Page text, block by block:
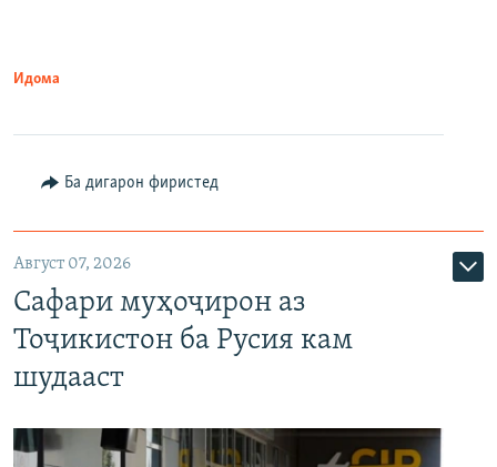
Идома
Ба дигарон фиристед
Август 07, 2026
Сафари муҳоҷирон аз
Тоҷикистон ба Русия кам
шудааст